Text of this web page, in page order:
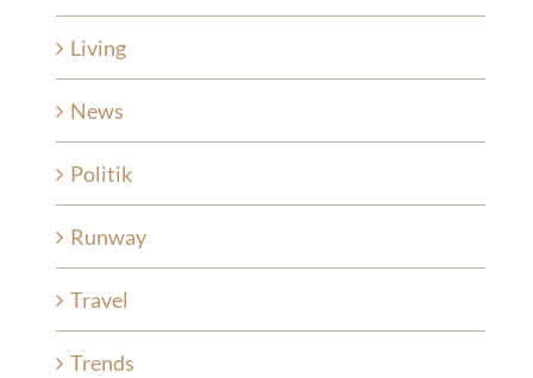
Living
News
Politik
Runway
Travel
Trends